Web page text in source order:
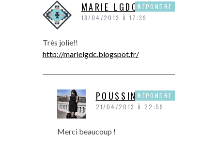
MARIE LGDC
18/04/2013 À 17:39
Très jolie!!
http://marielgdc.blogspot.fr/
RÉPONDRE
POUSSINE
21/04/2013 À 22:59
Merci beaucoup !
RÉPONDRE